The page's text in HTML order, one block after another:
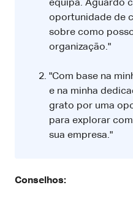
equipa. Aguardo
oportunidade de
sobre como
organização."
"Com base na
e na minha
grato por uma
para explorar
sua empresa."
Conselhos: